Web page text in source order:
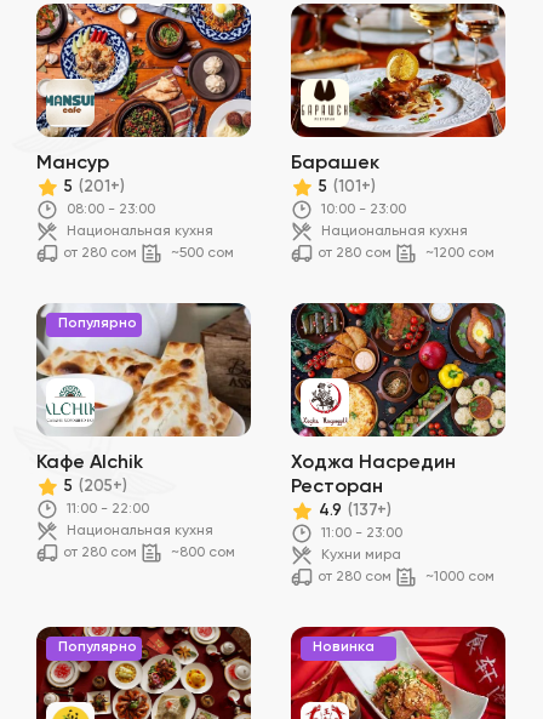
Мансур
5 (201+)
08:00 - 23:00
Национальная кухня
от 280 сом
~500 сом
Барашек
5 (101+)
10:00 - 23:00
Национальная кухня
от 280 сом
~1200 сом
Популярно
Кафе Alchik
5 (205+)
11:00 - 22:00
Национальная кухня
от 280 сом
~800 сом
Ходжа Насредин
Ресторан
4.9 (137+)
11:00 - 23:00
Кухни мира
от 280 сом
~1000 сом
Популярно Новинка